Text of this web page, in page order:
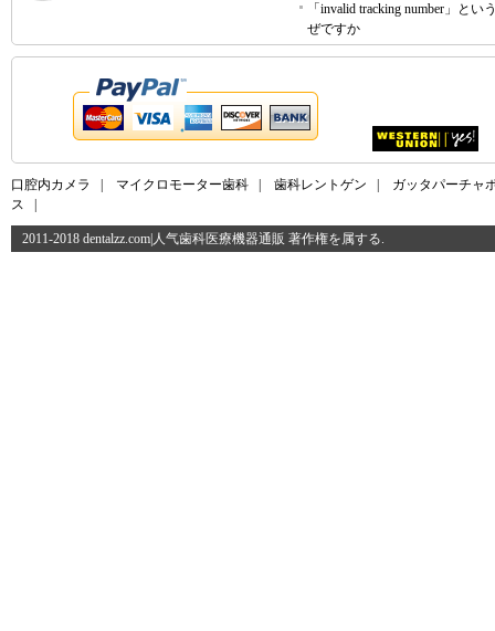
「invalid tracking number」とい
ぜですか
口腔内カメラ マイクロモーター歯科 歯科レントゲン
ガッタパーチャ
ス
2011-2018 dentalzz.com|人气歯科医療機器通販 著作権を属する.